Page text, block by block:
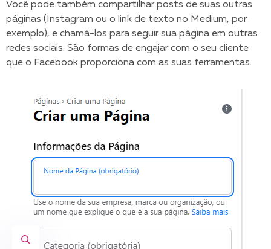
Você pode também compartilhar posts de suas outras
páginas (Instagram ou o link de texto no Medium, por
exemplo), e chamá-los para seguir sua página em outras
redes sociais. São formas de engajar com o seu cliente
que o Facebook proporciona com as suas ferramentas.